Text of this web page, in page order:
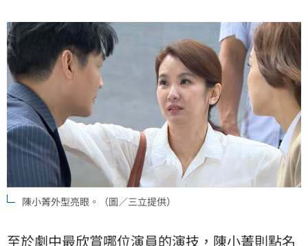
陳小菁外型亮眼。（圖／三立提供）
至於劇中最欣賞哪位演員的演技，陳小菁則點名